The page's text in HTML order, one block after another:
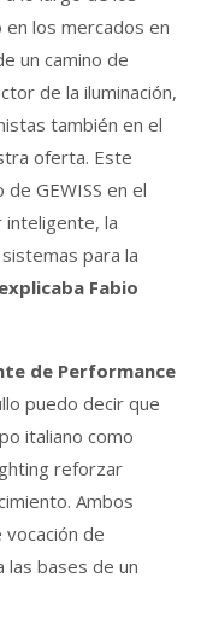
los mercados en
un camino de
de la iluminación,
también en el
oferta. Este
GEWISS en el
inteligente, la
para la
explicaba Fabio
de Performance
puedo decir que
italiano como
reforzar
Ambos
de
las bases de un